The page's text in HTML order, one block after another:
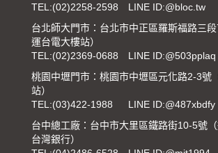
TEL:(02)2258-2598
LINE ID:@bloc.tw
台北師大門市：台北市中正區羅斯福路三
運台電大樓站）
TEL:(02)2369-0688
LINE ID:@503pplaq
桃園中壢門市：桃園市中壢區元化路2-3號
站）
TEL:(03)422-1988
LINE ID:@487xbdfy
台中總工廠：台中市大里區鐵路街10-5號
台灣銀行）